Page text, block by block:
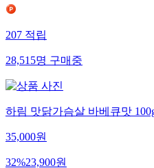
207적립
28,515명구매중
하림 맛닭가슴살 바베큐맛
35,000원